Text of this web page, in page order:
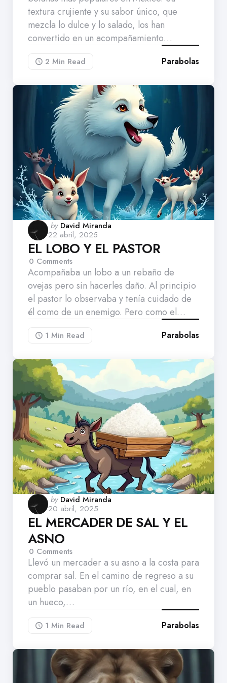
textura crujiente y su sabor único, que
mezcla lo dulce y lo salado, los han
convertido en un acompañamiento…
2 Min Read Parabolas
Posted
by
by David Miranda
22 abril, 2025
EL LOBO Y EL PASTOR
0 Comments
Acompañaba un lobo a un rebaño de
ovejas pero sin hacerles daño. Al principio
el pastor lo observaba y tenía cuidado de
él como de un enemigo. Pero como el…
1 Min Read Parabolas
Posted
by
by David Miranda
20 abril, 2025
EL MERCADER DE SAL Y EL
ASNO
0 Comments
Llevó un mercader a su asno a la costa para
comprar sal. En el camino de regreso a su
pueblo pasaban por un río, en el cual, en
un hueco,…
1 Min Read Parabolas